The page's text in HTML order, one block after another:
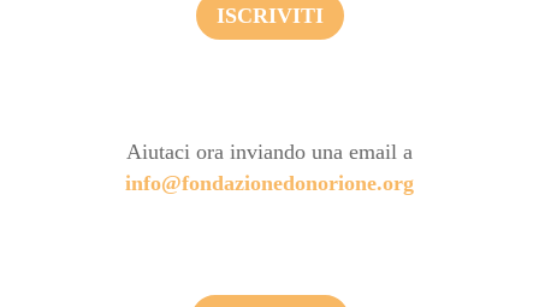
ISCRIVITI
Aiutaci ora inviando una email a
info@fondazionedonorione.org